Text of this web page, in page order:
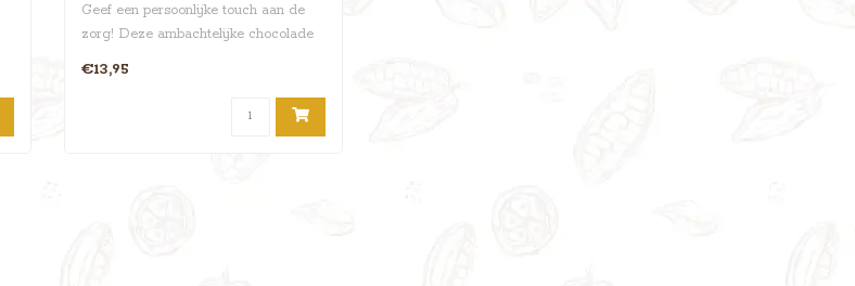
Geef een persoonlijke touch aan de
zorg! Deze ambachtelijke chocolade
€13,95